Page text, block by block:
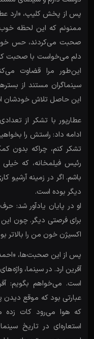
پس از پخش کلیپ، «ارد
ممنونم که این لحظه خوب
صحبت می‌کردند، حس
دلم می‌خواست با صحبت
این‌طور مرا قضاوت
سینماگران مستند از
این حاصل تلاش خودشان
عطارپور با تشکر از
ادامه داد: راستش را
تشکر کنم، چراکه بدون
رئیس فیلمخانه، که
باشم. اگر در زمینه
دیگر بوده است.
او در پایان یادآور شد:
برای فرصتی دیگر. چون
اکسیژن خون من را بالاتر
پس از این صحبت‌ها،
آفرین ارد. در سینما،
است. می‌خواهم بگویم:
عبارتی بود که موقع دیدن
که هوا می‌رود کات زده
استعاره‌ای در تاریخ